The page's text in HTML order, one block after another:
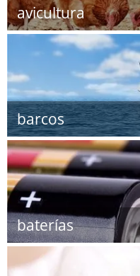
avicultura
barcos
baterías